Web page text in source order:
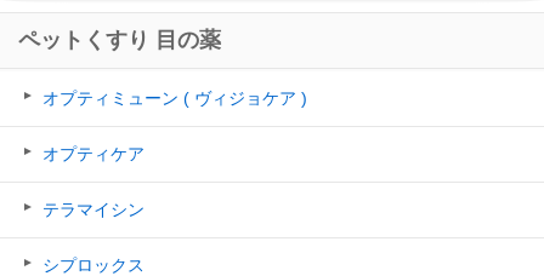
ペットくすり 目の薬
オプティミューン ( ヴィジョケア )
オプティケア
テラマイシン
シプロックス